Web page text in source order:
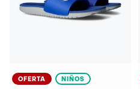
OFERTA NIÑOS